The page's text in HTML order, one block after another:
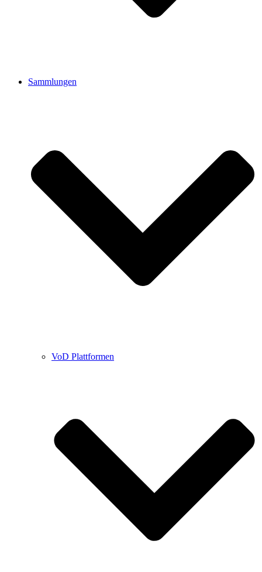
Sammlungen
VoD Plattformen